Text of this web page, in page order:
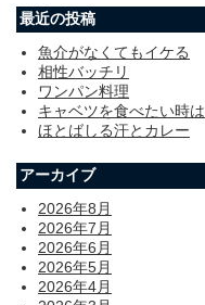
最近の投稿
魚介がなくてもイケる
相性バッチリ
ワンパン料理
キャベツを食べたい時は
ほとばしる汗とカレー
アーカイブ
2026年8月
2026年7月
2026年6月
2026年5月
2026年4月